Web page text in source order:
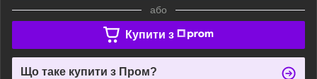
або
Купити з
Що таке купити з Пром?